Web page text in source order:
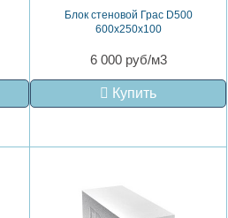
Блок стеновой Грас D500
600x250x100
6 000 руб/м3
Купить